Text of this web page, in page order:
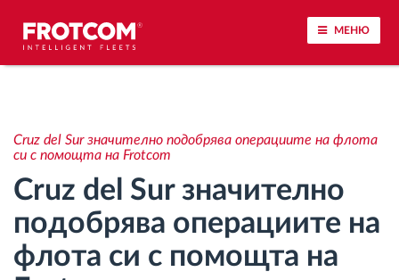
МЕНЮ
Анализ на стила на шофиране
Наблюдение на времената за шофиране
Управление на работната сила
Cruz del Sur значително подобрява операциите на флота
си с помощта на Frotcom
Cruz del Sur значително
подобрява операциите на
флота си с помощта на